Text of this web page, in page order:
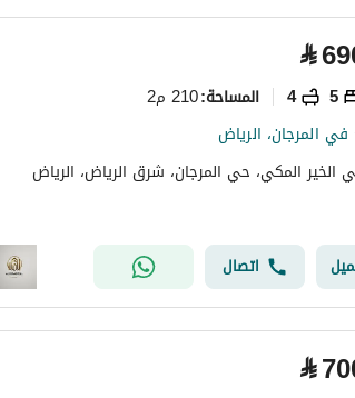
⃁
5
4 المساحة:210 م2
في المرجان، الرياض
الخير المكي، حي المرجان، شرق الرياض، الرياض
اتصال
⃁